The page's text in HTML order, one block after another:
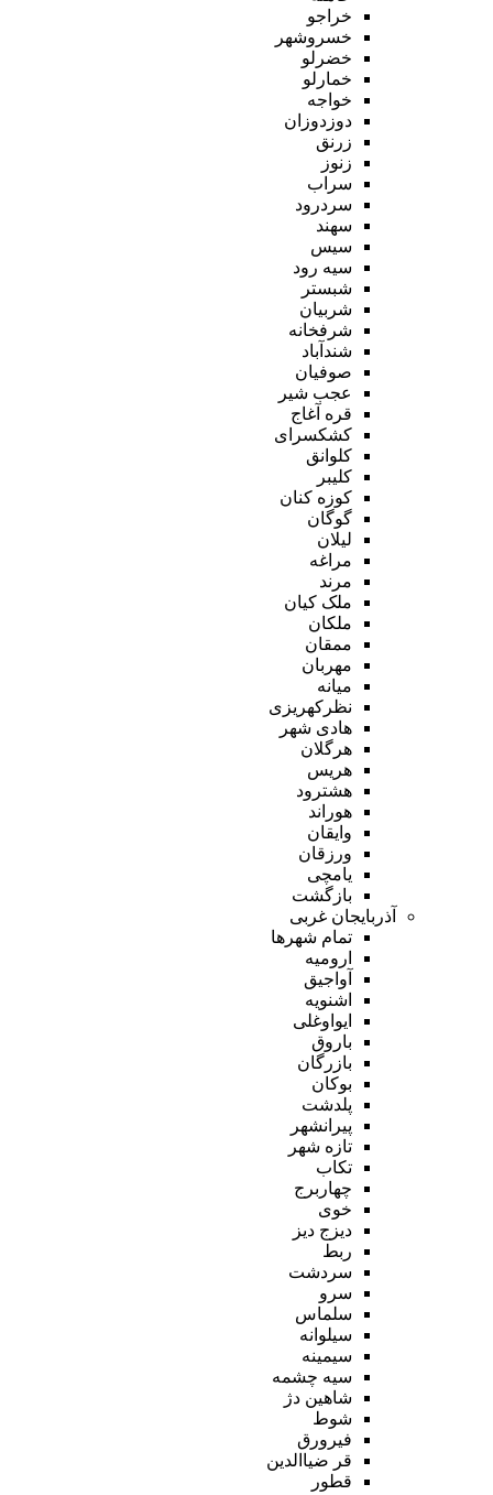
خراجو
خسروشهر
خضرلو
خمارلو
خواجه
دوزدوزان
زرنق
زنوز
سراب
سردرود
سهند
سیس
سیه رود
شبستر
شربیان
شرفخانه
شندآباد
صوفیان
عجب شیر
قره آغاج
کشکسرای
کلوانق
کلیبر
کوزه کنان
گوگان
لیلان
مراغه
مرند
ملک کیان
ملکان
ممقان
مهربان
میانه
نظرکهریزی
هادی شهر
هرگلان
هریس
هشترود
هوراند
وایقان
ورزقان
یامچی
بازگشت
آذربایجان غربی
تمام شهر‌ها
ارومیه
آواجیق
اشنویه
ایواوغلی
باروق
بازرگان
بوکان
پلدشت
پیرانشهر
تازه شهر
تکاب
چهاربرج
خوی
دیزج دیز
ربط
سردشت
سرو
سلماس
سیلوانه
سیمینه
سیه چشمه
شاهین دژ
شوط
فیرورق
قر ضیاالدین
قطور